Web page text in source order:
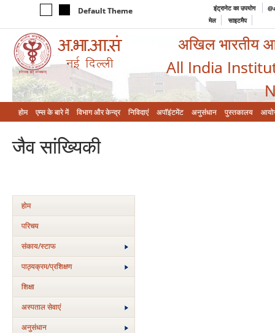
Default Theme इंट्रानेट का उपयोग
मेल
साइटमैप
अखिल भारतीय
All India
होम एम्‍स के बारे में विभाग और केन्‍द्र निविदाएं अपॉइंटमेंट अनुसंधान पुस्तकालय
जैव सांख्यिकी
होम
परिचय
संकाय/स्‍टाफ
पाठ्यक्रम/प्रशिक्षण
शिक्षा
अस्‍पताल सेवाएं
अनुसंधान